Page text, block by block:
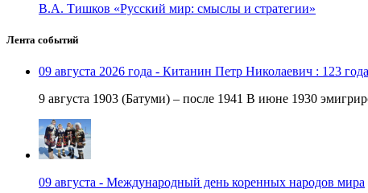
В.А. Тишков «Русский мир: смыслы и стратегии»
Лента событий
09 августа 2026 года - Китанин Петр Николаевич : 123
9 августа 1903 (Батуми) – после 1941 В июне 1930
09 августа - Международный день коренных народов мира